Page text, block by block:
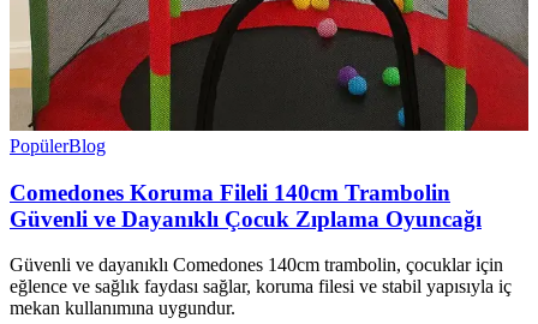
PopülerBlog
Comedones Koruma Fileli 140cm Trambolin
Güvenli ve Dayanıklı Çocuk Zıplama Oyuncağı
Güvenli ve dayanıklı Comedones 140cm trambolin, çocuklar için
eğlence ve sağlık faydası sağlar, koruma filesi ve stabil yapısıyla iç
mekan kullanımına uygundur.